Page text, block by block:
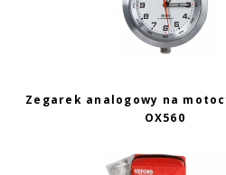
Zegarek analogowy na
OX560